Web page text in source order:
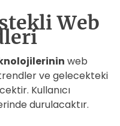
Web
web
ve gelecekteki
Kullanıcı
durulacaktır.